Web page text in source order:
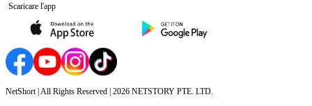
Scaricare l'app
NetShort | All Rights Reserved | 2026 NETSTORY PTE. LTD.